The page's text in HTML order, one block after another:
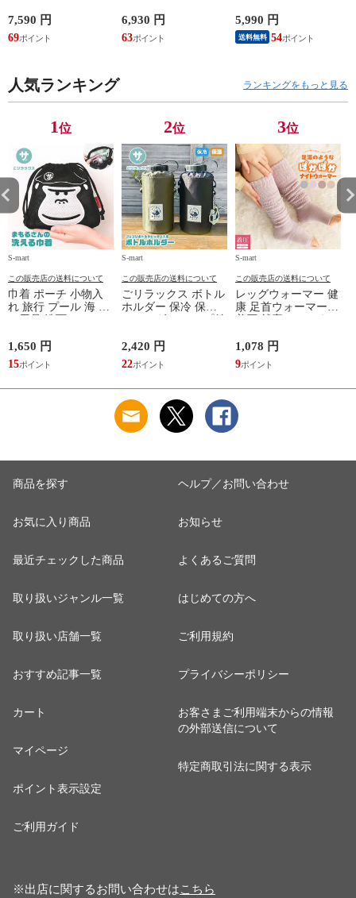
鞄 機内持ち込み 夏
スラッシャー
THRASHER r1929
7,590 円
69
シューズ 黒 トパー
ズ モア 靴 カジュア
ルシューズ 外反母趾
TOPAZ 1410
6,930 円
63
ジャケット 遮熱 作
業服 作業着 上着 ア
タックベース KF100
5,990 円
送料無料 54
人気ランキング ランキングをもっと見る
1位
S-mart
この販売店の送料について
巾着 ポーチ 小物入
れ 旅行 プール 海 バ
ス用品 洗面セット
サウナ ごリラックス
まもるさんの洗える
巾着 ブラック 黒
1,650 円
15
2位
S-mart
この販売店の送料について
ごリラックス ボトル
ホルダー 保冷 保温
ショルダー ループ付
補給 マイボトル サ
ウナ 温泉 水筒 カバ
ー トトノイモード
2,420 円
22
3位
S-mart
この販売店の送料について
レッグウォーマー 健
康 足首ウォーマー
着圧 就寝 おしゃれ
ふんわり 足湯のよう
なぽかぽかナイトウ
ォーマー inf-26
1,078 円
9
商品を探す
お気に入り商品
最近チェックした商品
取り扱いジャンル一覧
取り扱い店舗一覧
おすすめ記事一覧
カート
マイページ
ポイント表示設定
ご利用ガイド
ヘルプ／お問い合わせ
お知らせ
よくあるご質問
はじめての方へ
ご利用規約
プライバシーポリシー
お客さまご利用端末からの情報
の外部送信について
特定商取引法に関する表示
※出店に関するお問い合わせはこちら